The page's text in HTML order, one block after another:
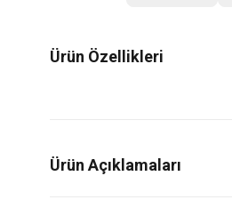
Ürün Özellikleri
Ürün Açıklamaları